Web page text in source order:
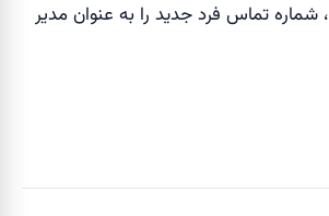
تماس فرد جدید را به عنوان مدیر